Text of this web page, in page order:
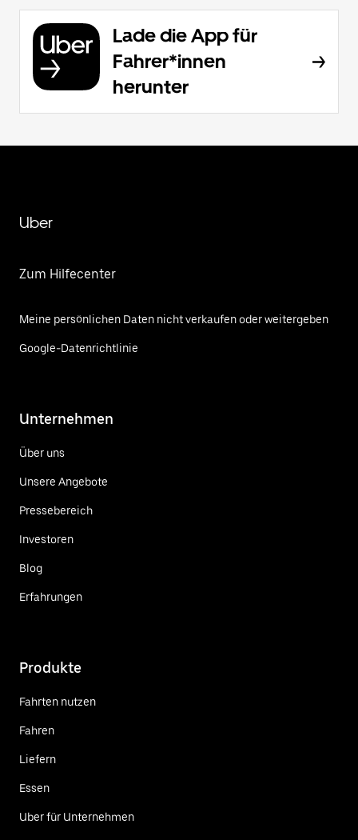
Lade die App für
Fahrer*innen
herunter
Uber
Zum Hilfecenter
Meine persönlichen Daten nicht verkaufen oder weitergeben
Google-Datenrichtlinie
Unternehmen
Über uns
Unsere Angebote
Pressebereich
Investoren
Blog
Erfahrungen
Produkte
Fahrten nutzen
Fahren
Liefern
Essen
Uber für Unternehmen